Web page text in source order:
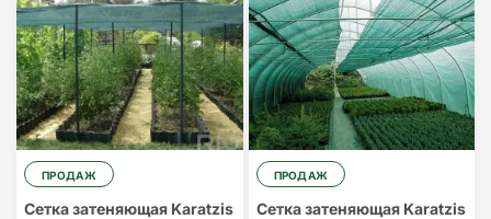
ПРОДАЖ
Сетка затеняющая Karatzis
ПРОДАЖ
Сетка затеняющая Karatzis